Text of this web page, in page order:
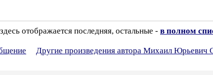
отображается последняя, остальные - в полном
Другие произведения автора Михаил Юрьевич